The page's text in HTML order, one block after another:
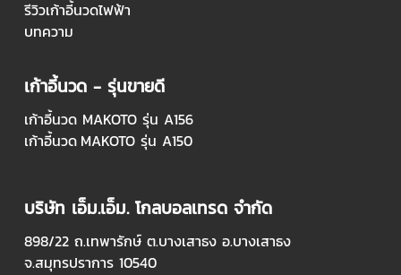
รีวิวเก้าอี้นวดไฟฟ้า
บทความ
เก้าอี้นวด - รุ่นขายดี
เก้าอี้นวด MAKOTO รุ่น A156
เก้าอี้นวด MAKOTO รุ่น A150
บริษัท เอ็ม.เอ็ม. โกลบอลเทรด จำกัด
898/22 ถ.เทพารักษ์ ต.บางเสาธง อ.บางเสาธง
จ.สมุทรปราการ 10540